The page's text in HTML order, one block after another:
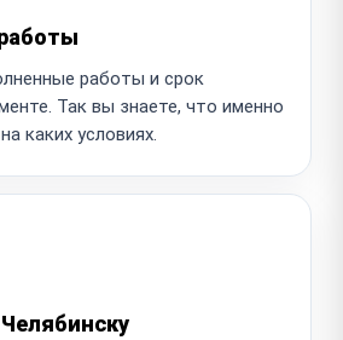
работы и срок
Так вы знаете, что именно
каких условиях.